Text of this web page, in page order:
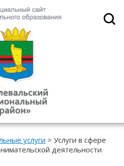
услуги > Услуги в сфере
деятельности